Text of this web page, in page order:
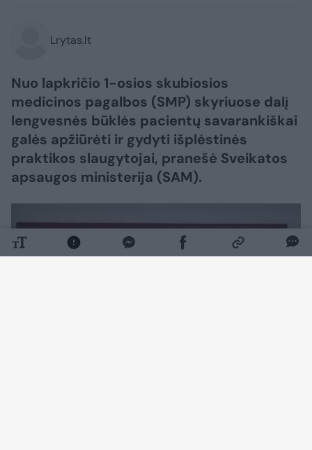
Lrytas.lt
Nuo lapkričio 1-osios skubiosios
medicinos pagalbos (SMP) skyriuose dalį
lengvesnės būklės pacientų savarankiškai
galės apžiūrėti ir gydyti išplėstinės
praktikos slaugytojai, pranešė Sveikatos
apsaugos ministerija (SAM).